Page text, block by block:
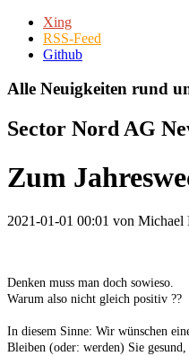
Xing
RSS-Feed
Github
Alle Neuigkeiten rund
Sector Nord AG
Zum
2021-01-01 00:01 von Michael
Denken muss man doch sowieso.
Warum also nicht gleich positiv ??
In diesem Sinne: Wir wünschen
Bleiben (oder: werden) Sie